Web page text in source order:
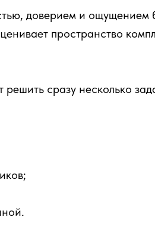
доверием и
пространство
сразу несколько